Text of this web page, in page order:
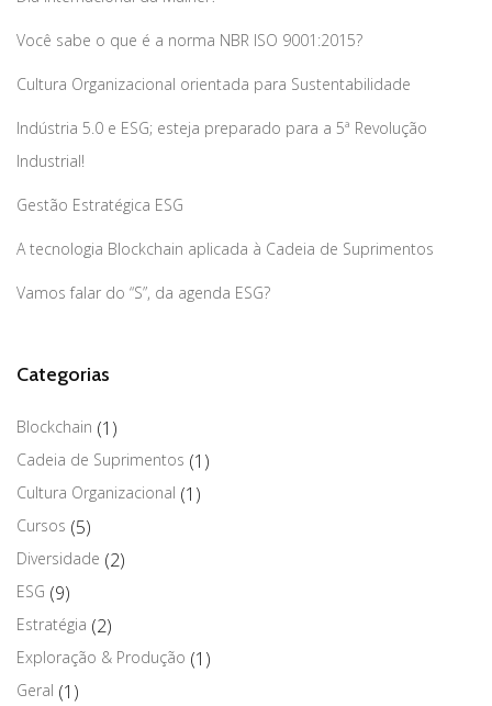
Você sabe o que é a norma NBR ISO 9001:2015?
Cultura Organizacional orientada para Sustentabilidade
Indústria 5.0 e ESG; esteja preparado para a 5ª Revolução
Industrial!
Gestão Estratégica ESG
A tecnologia Blockchain aplicada à Cadeia de Suprimentos
Vamos falar do “S”, da agenda ESG?
Categorias
Blockchain (1)
Cadeia de Suprimentos (1)
Cultura Organizacional (1)
Cursos (5)
Diversidade (2)
ESG (9)
Estratégia (2)
Exploração & Produção (1)
Geral (1)